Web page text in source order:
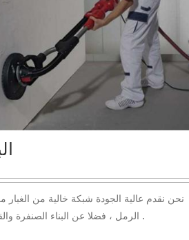
نحن نقدم عالية الجودة شبكة خالية من الغبار
الرمل ، فضلا عن البناء الصنفرة والقماش .